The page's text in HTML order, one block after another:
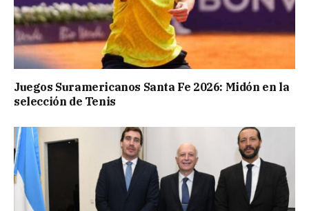
Juegos Suramericanos Santa Fe 2026: Midón en la
selección de Tenis